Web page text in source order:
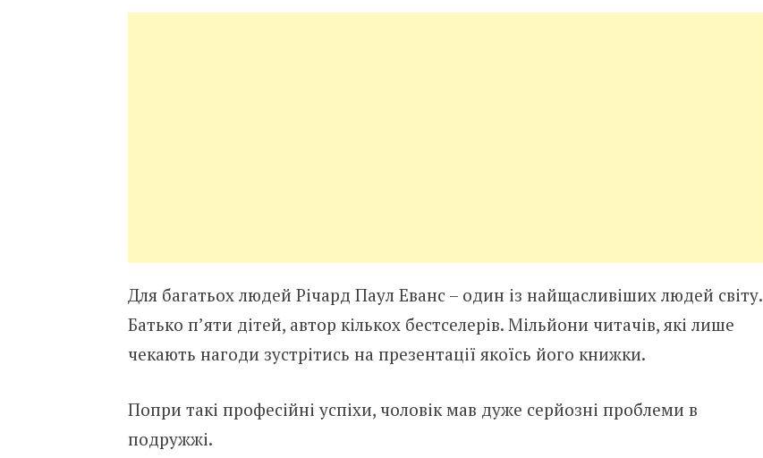
Для багатьох людей Річард Паул Еванс – один із найщасливіших людей світу.
Батько п’яти дітей, автор кількох бестселерів. Мільйони читачів, які лише
чекають нагоди зустрітись на презентації якоїсь його книжки.
Попри такі професійні успіхи, чоловік мав дуже серйозні проблеми в
подружжі.